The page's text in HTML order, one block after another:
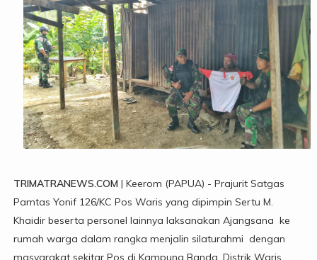
TRIMATRANEWS.COM | Keerom (PAPUA) - Prajurit Satgas
Pamtas Yonif 126/KC Pos Waris yang dipimpin Sertu M.
Khaidir beserta personel lainnya laksanakan Ajangsana ke
rumah warga dalam rangka menjalin silaturahmi dengan
masyarakat sekitar Pos di Kampung Banda, Distrik Waris,